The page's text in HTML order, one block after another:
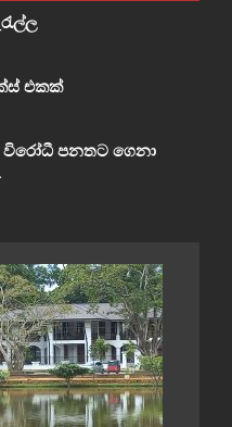
එකක්
විරෝධී පනතට ගෙනා